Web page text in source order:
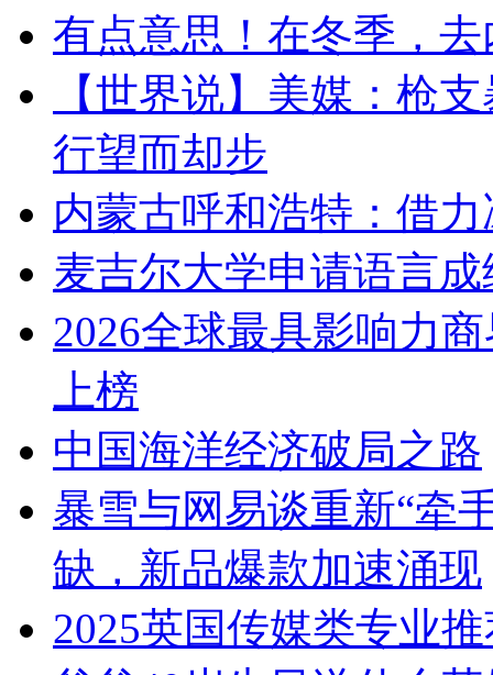
有点意思！在冬季，
【世界说】美媒：枪
行望而却步
内蒙古呼和浩特：借
麦吉尔大学申请语言
2026全球最具影响力
上榜
中国海洋经济破局之路
暴雪与网易谈重新“牵
缺，新品爆款加速涌现
2025英国传媒类专业